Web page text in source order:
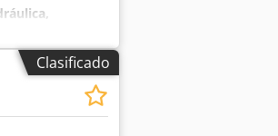
confort
traseras,
con borde
Clasificado